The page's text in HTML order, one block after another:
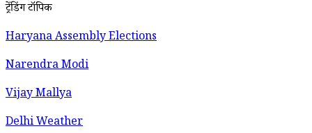
ट्रेंडिंग टॉपिक
Haryana Assembly Elections
Narendra Modi
Vijay Mallya
Delhi Weather